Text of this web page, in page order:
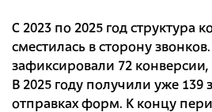
С 2023 по 2025 год структура
сместилась в сторону
зафиксировали 72
В 2025 году получили уже 139
отправках форм. К концу